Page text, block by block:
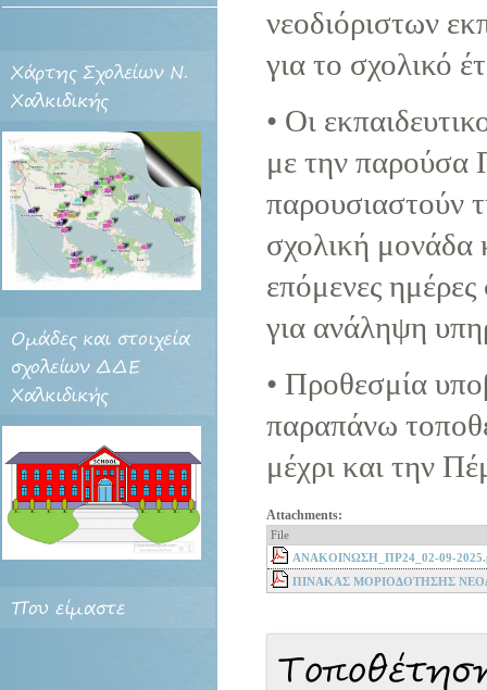
ΧάρτηςΣχολείων Ν.
Χαλκιδικής
Ομάδεςκαι στοιχεία
σχολείων ΔΔΕ
Χαλκιδικής
Που είμαστε
νεοδιόριστων
για το σχολικό
• Οι
με την παρούσα
παρουσιαστούν
σχολική μονάδα
επόμενες
για ανάληψη
• Προθεσμία
παραπάνω
μέχρι και την
Attachments:
File
ΑΝΑΚΟΙΝΩΣΗ_ΠΡ24_02-09-
ΠΙΝΑΚΑΣ ΜΟΡΙΟΔΟΤΗΣΗΣ